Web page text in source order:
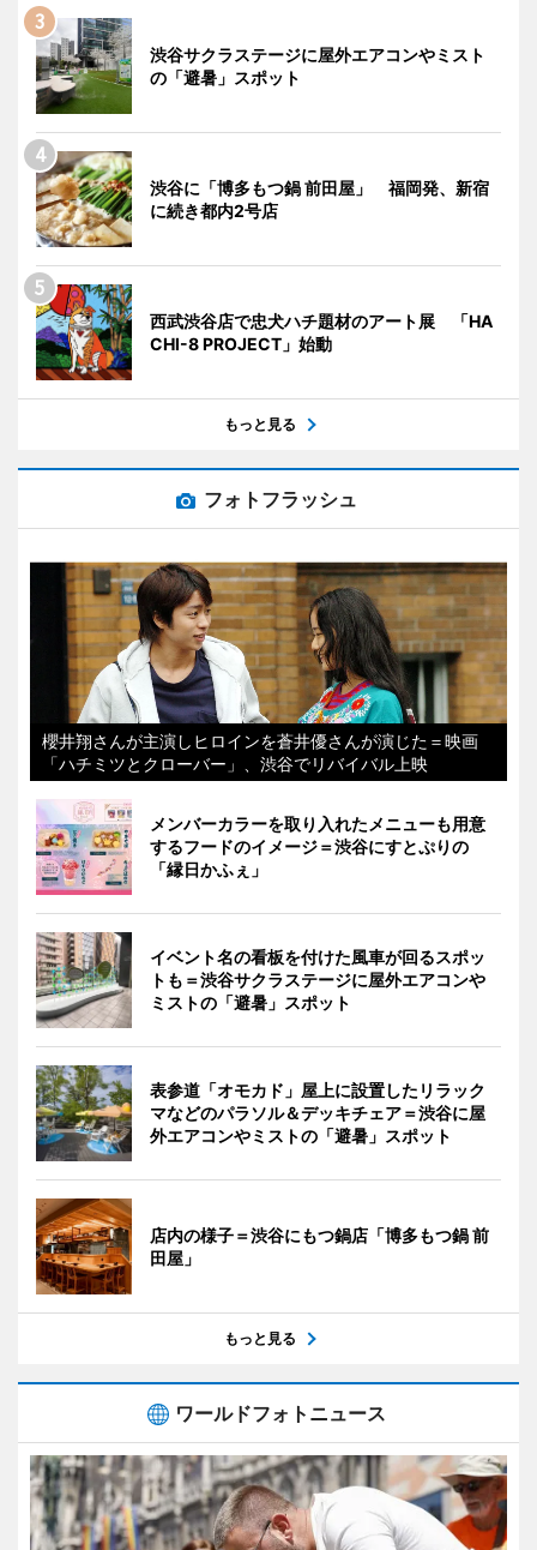
渋谷サクラステージに屋外エアコンやミスト
の「避暑」スポット
渋谷に「博多もつ鍋 前田屋」 福岡発、新宿
に続き都内2号店
西武渋谷店で忠犬ハチ題材のアート展 「HA
CHI-8 PROJECT」始動
もっと見る
フォトフラッシュ
櫻井翔さんが主演しヒロインを蒼井優さんが演じた＝映画
「ハチミツとクローバー」、渋谷でリバイバル上映
メンバーカラーを取り入れたメニューも用意
するフードのイメージ＝渋谷にすとぷりの
「縁日かふぇ」
イベント名の看板を付けた風車が回るスポッ
トも＝渋谷サクラステージに屋外エアコンや
ミストの「避暑」スポット
表参道「オモカド」屋上に設置したリラック
マなどのパラソル＆デッキチェア＝渋谷に屋
外エアコンやミストの「避暑」スポット
店内の様子＝渋谷にもつ鍋店「博多もつ鍋 前
田屋」
もっと見る
ワールドフォトニュース